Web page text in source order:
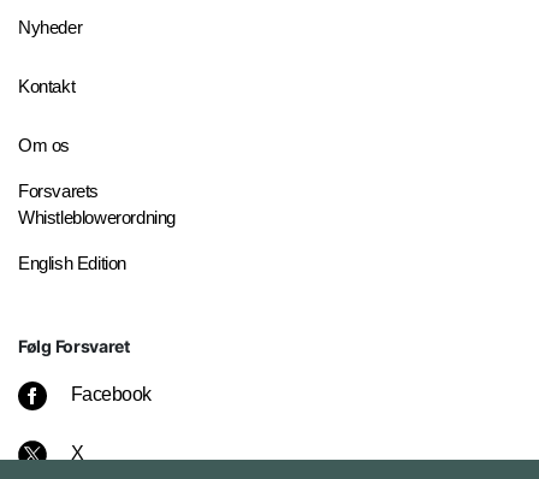
Nyheder
Kontakt
Om os
Forsvarets
Whistleblowerordning
English Edition
Følg Forsvaret
Facebook
X